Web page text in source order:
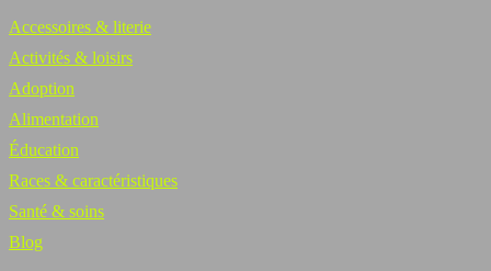
Accessoires & literie
Activités & loisirs
Adoption
Alimentation
Éducation
Races & caractéristiques
Santé & soins
Blog